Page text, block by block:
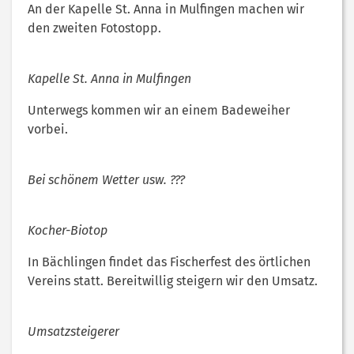
An der Kapelle St. Anna in Mulfingen machen wir
den zweiten Fotostopp.
Kapelle St. Anna in Mulfingen
Unterwegs kommen wir an einem Badeweiher
vorbei.
Bei schönem Wetter usw. ???
Kocher-Biotop
In Bächlingen findet das Fischerfest des örtlichen
Vereins statt. Bereitwillig steigern wir den Umsatz.
Umsatzsteigerer